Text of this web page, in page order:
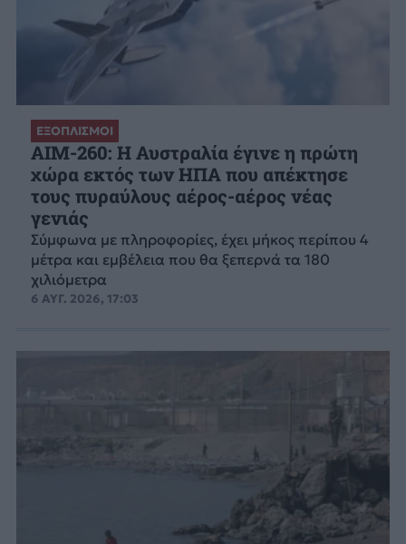
ΕΞΟΠΛΙΣΜΟΙ
AIM-260: Η Αυστραλία έγινε η πρώτη
χώρα εκτός των ΗΠΑ που απέκτησε
τους πυραύλους αέρος-αέρος νέας
γενιάς
Σύμφωνα με πληροφορίες, έχει μήκος περίπου 4
μέτρα και εμβέλεια που θα ξεπερνά τα 180
χιλιόμετρα
6 ΑΥΓ. 2026, 17:03